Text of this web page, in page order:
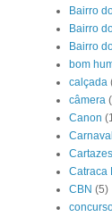
Bairro
Bairro
Bairro
bom
calçada
câmera
Canon
Catraca
CBN (5)